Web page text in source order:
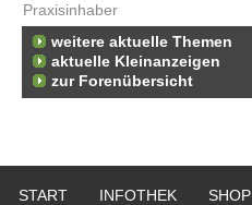
Praxisinhaber
weitere aktuelle Themen
aktuelle Kleinanzeigen
zur Forenübersicht
START INFOTHEK SHOP